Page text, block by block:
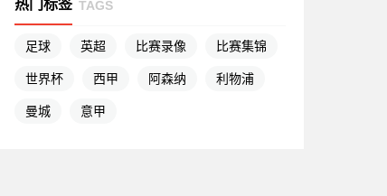
热门标签 TAGS
足球 英超 比赛录像 比赛集锦
世界杯 西甲 阿森纳 利物浦
曼城 意甲